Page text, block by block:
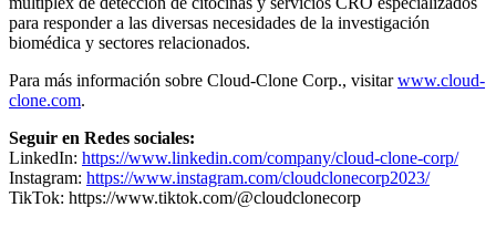
para responder a las diversas necesidades de la investigación
biomédica y sectores relacionados.
Para más información sobre Cloud-Clone Corp., visitarwww.cloud-
clone.com.
Seguir en Redes sociales:
LinkedIn: https://www.linkedin.com/company/cloud-clone-corp/
Instagram: https://www.instagram.com/cloudclonecorp2023/
TikTok: https://www.tiktok.com/@cloudclonecorp